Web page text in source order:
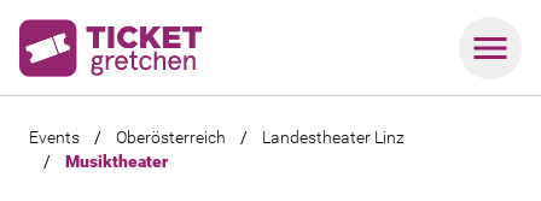
Events / Oberösterreich /
Landestheater Linz
/
Musiktheater